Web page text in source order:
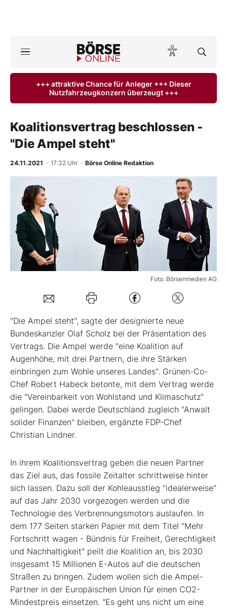
ktuelle Ausgabe BÖRSE ONLINE lesen
Anlageprodukte
Finanz-Check
BO-Musterdepots
Experten
Mein B:O
Kontakt
+++ attraktive Chance für Anleger +++ Dieser
Nutzfahrzeugkonzern überzeugt +++
Koalitionsvertrag beschlossen -
"Die Ampel steht"
24.11.2021 · 17:32 Uhr · Börse Online Redaktion
Foto: Börsenmedien AG
"Die Ampel steht", sagte der designierte neue
Bundeskanzler Olaf Scholz bei der Präsentation des
Vertrags. Die Ampel werde "eine Koalition auf
Augenhöhe, mit drei Partnern, die ihre Stärken
einbringen zum Wohle unseres Landes". Grünen-Co-
Chef Robert Habeck betonte, mit dem Vertrag werde
die "Vereinbarkeit von Wohlstand und Klimaschutz"
gelingen. Dabei werde Deutschland zugleich "Anwalt
solider Finanzen" bleiben, ergänzte FDP-Chef
Christian Lindner.
In ihrem Koalitionsvertrag geben die neuen Partner
das Ziel aus, das fossile Zeitalter schrittweise hinter
sich lassen. Dazu soll der Kohleausstieg "idealerweise"
auf das Jahr 2030 vorgezogen werden und die
Technologie des Verbrennungsmotors auslaufen. In
dem 177 Seiten starken Papier mit dem Titel "Mehr
Fortschritt wagen - Bündnis für Freiheit, Gerechtigkeit
und Nachhaltigkeit" peilt die Koalition an, bis 2030
insgesamt 15 Millionen E-Autos auf die deutschen
Straßen zu bringen. Zudem wollen sich die Ampel-
Partner in der Europäischen Union für einen CO2-
Mindestpreis einsetzen. "Es geht uns nicht um eine